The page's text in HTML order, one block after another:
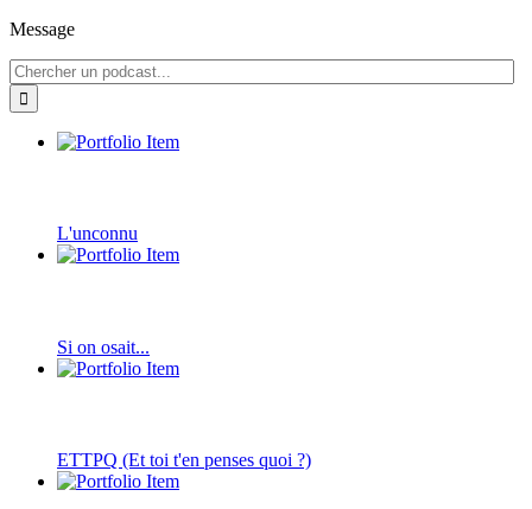
Message
L'unconnu
Si on osait...
ETTPQ (Et toi t'en penses quoi ?)